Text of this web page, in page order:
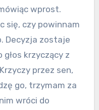
wprost.
się, czy powinnam
Decyzja zostaje
krzyczący z
przez sen,
go, trzymam za
wróci do